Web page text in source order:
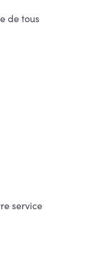
de tous
service